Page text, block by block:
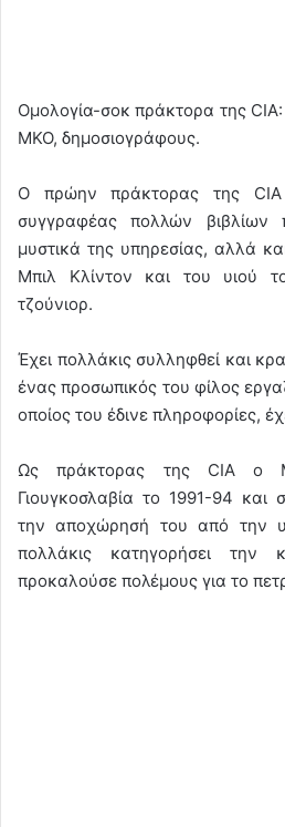
Ομολογία-σοκ πράκτορα της
ΜΚΟ, δημοσιογράφους.
Ο πρώην πράκτορας της CIA
συγγραφέας πολλών
μυστικά της υπηρεσίας, αλλά
Μπιλ Κλίντον και του υιού
τζούνιορ.
Έχει πολλάκις συλληφθεί και
ένας προσωπικός του φίλος
οποίος του έδινε πληροφορίες,
Ως πράκτορας της CIA ο
Γιουγκοσλαβία το 1991-94
την αποχώρησή του από την
πολλάκις κατηγορήσει την
προκαλούσε πολέμους για το